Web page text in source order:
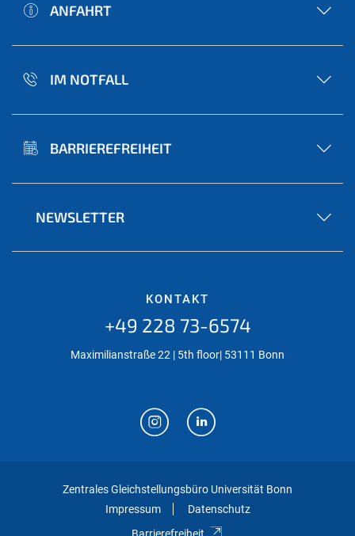
ANFAHRT
IM NOTFALL
BARRIEREFREIHEIT
NEWSLETTER
KONTAKT
+49 228 73-6574
Maximilianstraße 22 | 5th floor| 53111 Bonn
Zentrales Gleichstellungsbüro Universität Bonn
Impressum
Datenschutz
Barrierefreiheit